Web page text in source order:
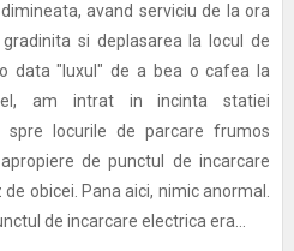
avand serviciu de la ora
si deplasarea la locul de
data "luxul" de a bea o cafea la
am intrat in incinta statiei
spre locurile de parcare frumos
de punctul de incarcare
obicei. Pana aici, nimic anormal.
de incarcare electrica era...